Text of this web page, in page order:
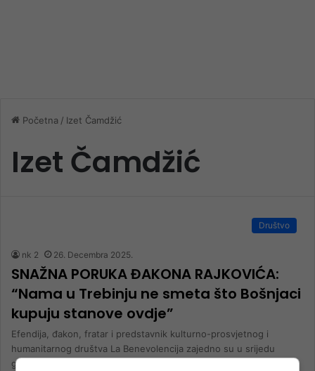
Početna / Izet Čamdžić
Izet Čamdžić
Društvo
nk 2 26. Decembra 2025.
SNAŽNA PORUKA ĐAKONA RAJKOVIĆA:
“Nama u Trebinju ne smeta što Bošnjaci
kupuju stanove ovdje”
Efendija, đakon, fratar i predstavnik kulturno-prosvjetnog i
humanitarnog društva La Benevolencija zajedno su u srijedu
gostovali u emisiji Pressing na…